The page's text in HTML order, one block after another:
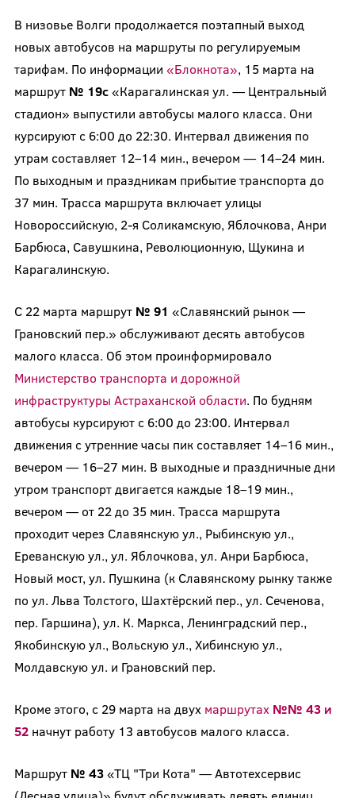
В низовье Волги продолжается поэтапный выход
новых автобусов на маршруты по регулируемым
тарифам. По информации «Блокнота», 15 марта на
маршрут № 19с«Карагалинская ул. — Центральный
стадион» выпустили автобусы малого класса. Они
курсируют с 6:00 до 22:30. Интервал движения по
утрам составляет 12–14 мин., вечером — 14–24 мин.
По выходным и праздникам прибытие транспорта до
37 мин. Трасса маршрута включает улицы
Новороссийскую, 2-я Соликамскую, Яблочкова, Анри
Барбюса, Савушкина, Революционную, Щукина и
Карагалинскую.
С 22 марта маршрут № 91 «Славянский рынок —
Грановский пер.» обслуживают десять автобусов
малого класса. Об этом проинформировало
Министерство транспорта и дорожной
инфраструктуры Астраханской области. По будням
автобусы курсируют с 6:00 до 23:00. Интервал
движения с утренние часы пик составляет 14–16 мин.,
вечером — 16–27 мин. В выходные и праздничные дни
утром транспорт двигается каждые 18–19 мин.,
вечером — от 22 до 35 мин. Трасса маршрута
проходит через Славянскую ул., Рыбинскую ул.,
Ереванскую ул., ул. Яблочкова, ул. Анри Барбюса,
Новый мост, ул. Пушкина (к Славянскому рынку также
по ул. Льва Толстого, Шахтёрский пер., ул. Сеченова,
пер. Гаршина), ул. К. Маркса, Ленинградский пер.,
Якобинскую ул., Вольскую ул., Хибинскую ул.,
Молдавскую ул. и Грановский пер.
Кроме этого, с 29 марта на двух маршрутах №№ 43 и
52начнут работу 13 автобусов малого класса.
Маршрут № 43«ТЦ "Три Кота" — Автотехсервис